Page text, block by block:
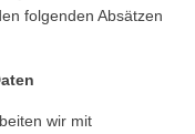
folgenden Absätzen
wir mit